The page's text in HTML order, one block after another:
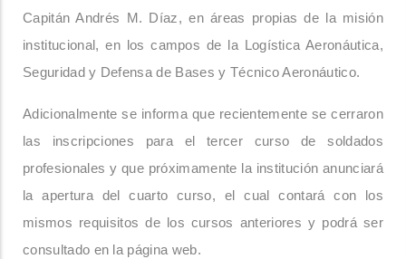
Capitán Andrés M. Díaz, en áreas propias de la misión
institucional, en los campos de la Logística Aeronáutica,
Seguridad y Defensa de Bases y Técnico Aeronáutico.
Adicionalmente se informa que recientemente se cerraron
las inscripciones para el tercer curso de soldados
profesionales y que próximamente la institución anunciará
la apertura del cuarto curso, el cual contará con los
mismos requisitos de los cursos anteriores y podrá ser
consultado en la página web.